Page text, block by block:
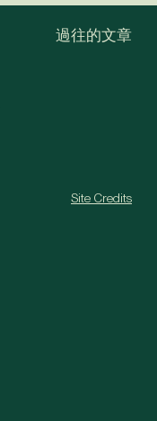
過往的文章
Site Credits